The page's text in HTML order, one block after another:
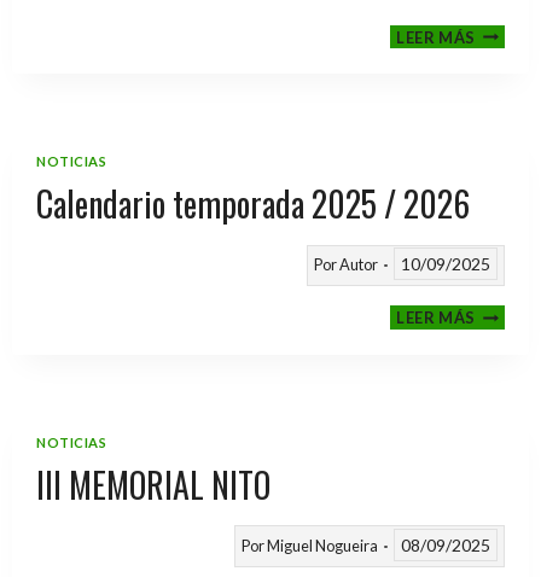
LEER MÁSFASE
NOTICIAS
Calendario temporada 2025 / 2026
PorAutor 10/09/2025
LEER MÁS
NOTICIAS
III MEMORIAL NITO
PorMiguel Nogueira 08/09/2025